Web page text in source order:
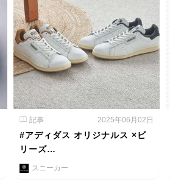
記事 2025年06月02日
#アディダス オリジナルス ×ビ
リーズ…
スニーカー